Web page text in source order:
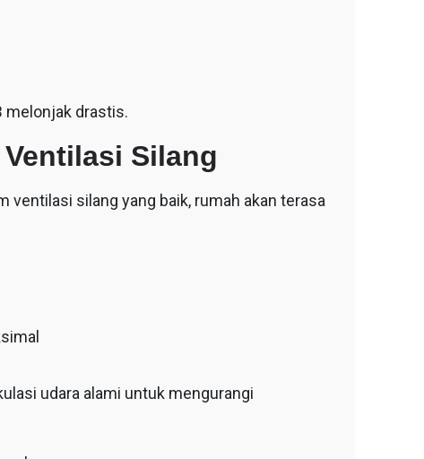
melonjak drastis.
Silang
silang yang baik, rumah akan terasa
udara alami untuk mengurangi